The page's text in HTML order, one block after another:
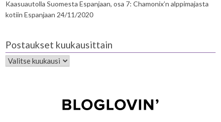
Kaasuautolla Suomesta Espanjaan, osa 7: Chamonix’n alppimajasta
kotiin Espanjaan 24/11/2020
Postaukset kuukausittain